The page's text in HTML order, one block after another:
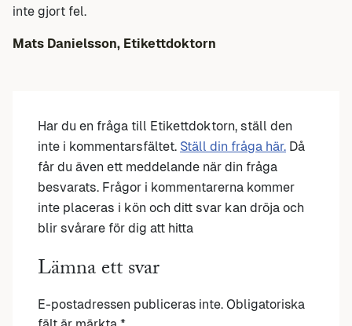
inte gjort fel.
Mats Danielsson, Etikettdoktorn
Har du en fråga till Etikettdoktorn, ställ den
inte i kommentarsfältet. Ställ din fråga här. Då
får du även ett meddelande när din fråga
besvarats. Frågor i kommentarerna kommer
inte placeras i kön och ditt svar kan dröja och
blir svårare för dig att hitta
Lämna ett svar
E-postadressen publiceras inte. Obligatoriska